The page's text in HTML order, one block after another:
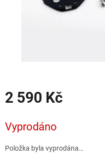
2 590 Kč
cena:
Vyprodáno
Položka byla vyprodána…